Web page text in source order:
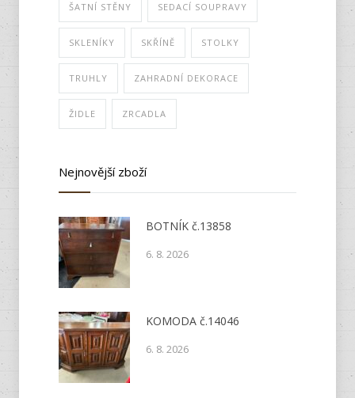
ŠATNÍ STĚNY SEDACÍ SOUPRAVY
SKLENÍKY SKŘÍNĚ STOLKY
TRUHLY ZAHRADNÍ DEKORACE
ŽIDLE ZRCADLA
Nejnovější zboží
BOTNÍK č.13858
6. 8. 2026
KOMODA č.14046
6. 8. 2026